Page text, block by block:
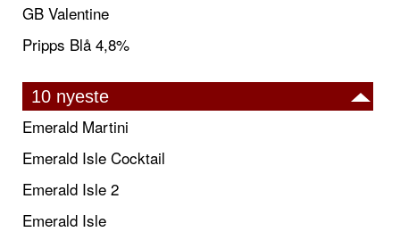
GB Valentine
Pripps Blå 4,8%
10 nyeste
Emerald Martini
Emerald Isle Cocktail
Emerald Isle 2
Emerald Isle